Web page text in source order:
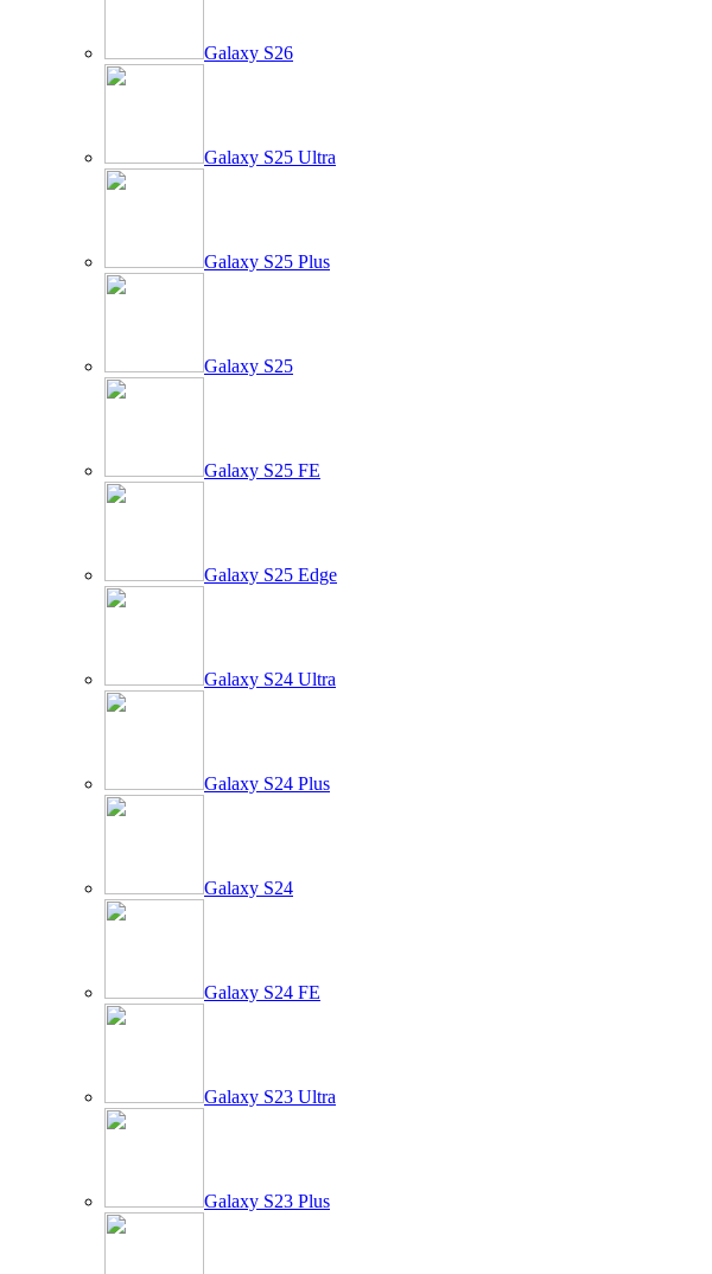
Galaxy S26
Galaxy S25 Ultra
Galaxy S25 Plus
Galaxy S25
Galaxy S25 FE
Galaxy S25 Edge
Galaxy S24 Ultra
Galaxy S24 Plus
Galaxy S24
Galaxy S24 FE
Galaxy S23 Ultra
Galaxy S23 Plus